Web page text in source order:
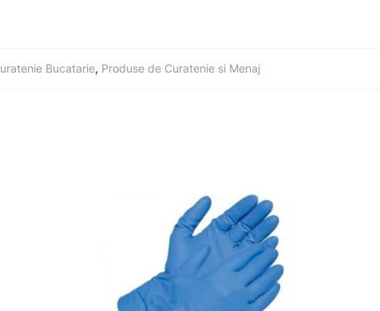
Bucatarie, Produse de Curatenie si Menaj